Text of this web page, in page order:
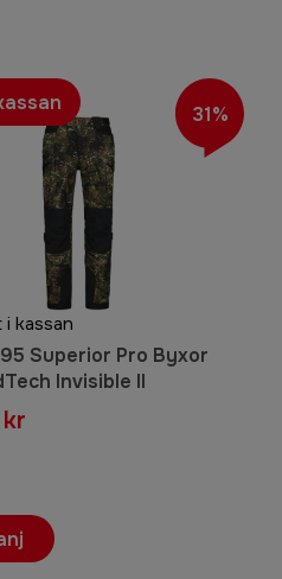
i kassan
Superior Pro Byxor
Invisible II
31%